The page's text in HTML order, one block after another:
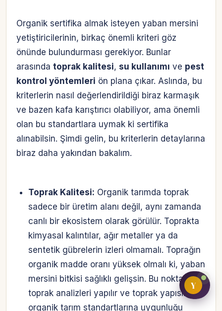
Hesabına giriş yap
Rolüne uygun panelden devam et.
Üretici / çiftçi paneli
Organik sertifika almak isteyen yaban mersini
yetiştiricilerinin, birkaç önemli kriteri göz
önünde bulundurması gerekiyor. Bunlar
arasında toprak kalitesi, su kullanımı ve pest
kontrol yöntemleri ön plana çıkar. Aslında, bu
kriterlerin nasıl değerlendirildiği biraz karmaşık
ve bazen kafa karıştırıcı olabiliyor, ama önemli
olan bu standartlara uymak ki sertifika
alınabilsin. Şimdi gelin, bu kriterlerin detaylarına
biraz daha yakından bakalım.
Toprak Kalitesi: Organik tarımda toprak
sadece bir üretim alanı değil, aynı zamanda
canlı bir ekosistem olarak görülür. Toprakta
kimyasal kalıntılar, ağır metaller ya da
sentetik gübrelerin izleri olmamalı. Toprağın
organik madde oranı yüksek olmalı ki, yaban
mersini bitkisi sağlıklı gelişsin. Bu noktada,
toprak analizleri yapılır ve toprak yapısının
organik tarım standartlarına uygunluğu
Y